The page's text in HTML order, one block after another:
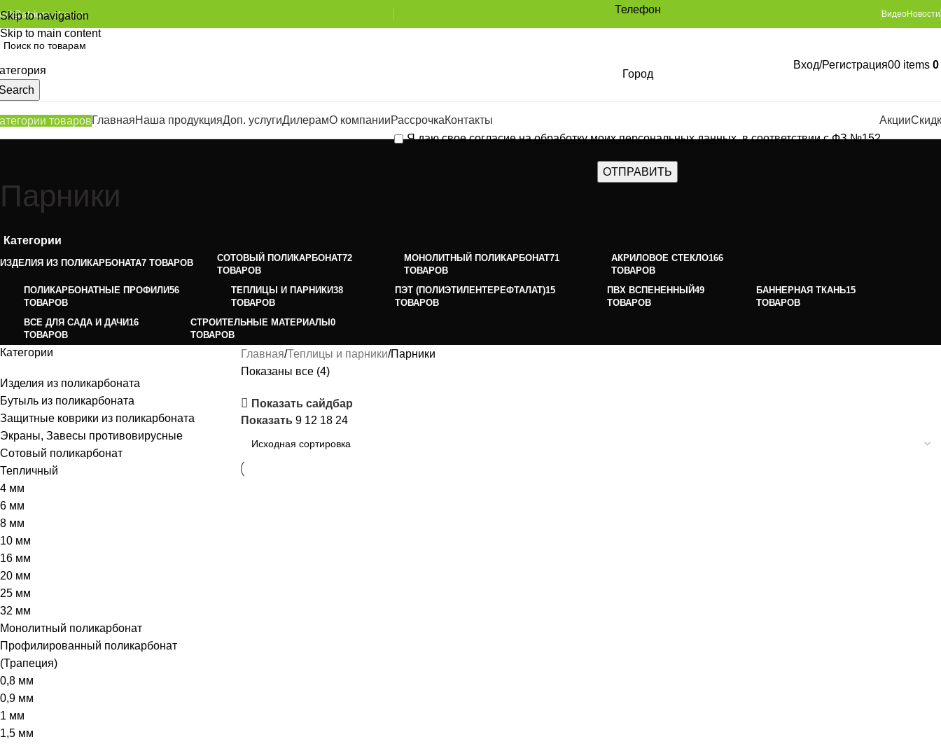
Skip to navigation
Skip to main content
stroy.ru Телефон
Город
Я даю свое согласие наобработку моих персональных данных, в соответствии с ФЗ №152
ВидеоНовости
Вход/Регистрация00 items 0
товаровГлавнаяНаша продукцияДоп. услугиДилерамО компанииРассрочкаКонтакты Акции
Парники
Категории
ИЗДЕЛИЯ ИЗ ПОЛИКАРБОНАТА7 ТОВАРОВ СОТОВЫЙ ПОЛИКАРБОНАТ72
ТОВАРОВ
МОНОЛИТНЫЙ ПОЛИКАРБОНАТ71
ТОВАРОВ
АКРИЛОВОЕ СТЕКЛО166
ТОВАРОВ
ПОЛИКАРБОНАТНЫЕ ПРОФИЛИ56
ТОВАРОВ
ТЕПЛИЦЫ И ПАРНИКИ38
ТОВАРОВ
ПЭТ (ПОЛИЭТИЛЕНТЕРЕФТАЛАТ)15
ТОВАРОВ
ПВХ ВСПЕНЕННЫЙ49
ТОВАРОВ
БАННЕРНАЯ ТКАНЬ15
ТОВАРОВ
ВСЕ ДЛЯ САДА И ДАЧИ16
ТОВАРОВ
СТРОИТЕЛЬНЫЕ МАТЕРИАЛЫ 0
ТОВАРОВ
Категории
Изделия из поликарбоната
Бутыль из поликарбоната
Защитные коврики из поликарбоната
Экраны, Завесы противовирусные
Сотовый поликарбонат
Тепличный
4 мм
6 мм
8 мм
10 мм
16 мм
20 мм
25 мм
32 мм
Монолитный поликарбонат
Профилированный поликарбонат
(Трапеция)
0,8 мм
0,9 мм
1 мм
1,5 мм
Главная Теплицы и парники Парники
Показаны все (4)
Показать сайдбар
Показать 9 12 18 24